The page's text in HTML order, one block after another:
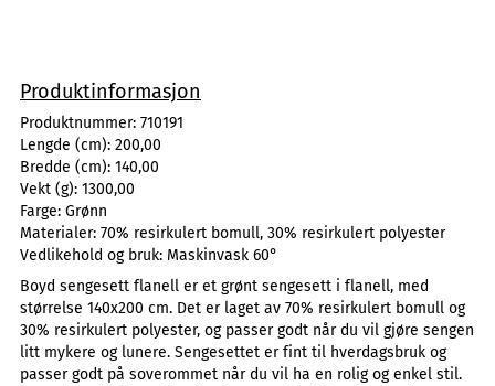
Produktinformasjon
Produktnummer: 710191
Lengde (cm): 200,00
Bredde (cm): 140,00
Vekt (g): 1300,00
Farge: Grønn
Materialer: 70% resirkulert bomull, 30% resirkulert polyester
Vedlikehold og bruk: Maskinvask 60°
Boyd sengesett flanell er et grønt sengesett i flanell, med
størrelse 140x200 cm. Det er laget av 70% resirkulert bomull og
30% resirkulert polyester, og passer godt når du vil gjøre sengen
litt mykere og lunere. Sengesettet er fint til hverdagsbruk og
passer godt på soverommet når du vil ha en rolig og enkel stil.